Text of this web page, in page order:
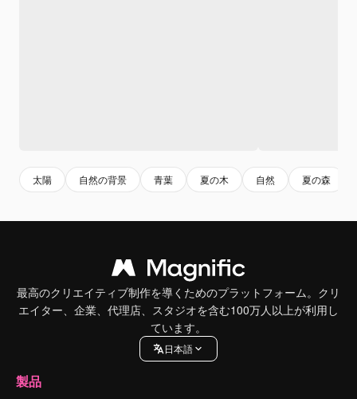
太陽 自然の背景 青葉 夏の木 自然 夏の森
最高のクリエイティブ制作を導くためのプラットフォーム。クリ
エイター、企業、代理店、スタジオを含む100万人以上が利用し
ています。
日本語
製品